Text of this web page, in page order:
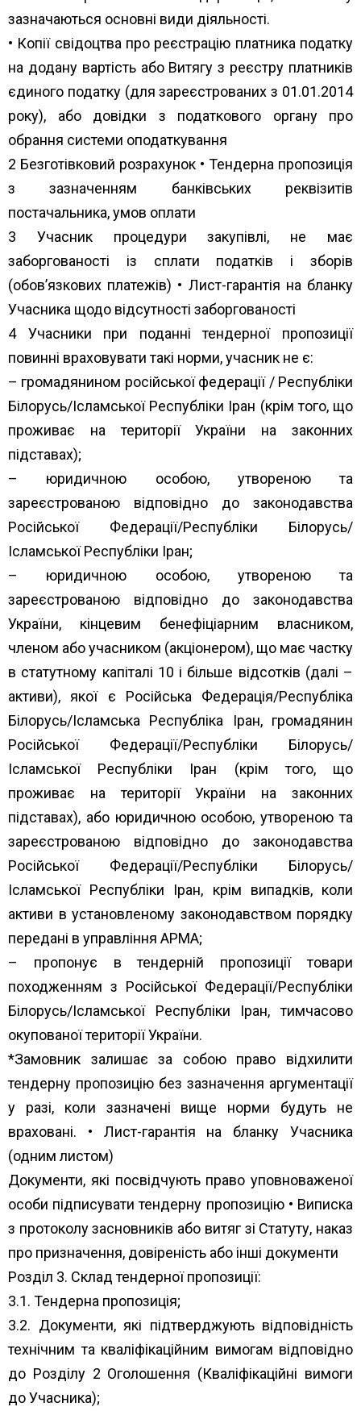
зазначаються основні види діяльності.
• Копії свідоцтва про реєстрацію платника податку
на додану вартість або Витягу з реєстру платників
єдиного податку (для зареєстрованих з 01.01.2014
року), або довідки з податкового органу про
обрання системи оподаткування
2 Безготівковий розрахунок • Тендерна пропозиція
з зазначенням банківських реквізитів
постачальника, умов оплати
3 Учасник процедури закупівлі, не має
заборгованості із сплати податків і зборів
(обов’язкових платежів) • Лист-гарантія на бланку
Учасника щодо відсутності заборгованості
4 Учасники при поданні тендерної пропозиції
повинні враховувати такі норми, учасник не є:
– громадянином російської федерації / Республіки
Білорусь/Ісламської Республіки Іран (крім того, що
проживає на території України на законних
підставах);
– юридичною особою, утвореною та
зареєстрованою відповідно до законодавства
Російської Федерації/Республіки Білорусь/
Ісламської Республіки Іран;
– юридичною особою, утвореною та
зареєстрованою відповідно до законодавства
України, кінцевим бенефіціарним власником,
членом або учасником (акціонером), що має частку
в статутному капіталі 10 і більше відсотків (далі –
активи), якої є Російська Федерація/Республіка
Білорусь/Ісламська Республіка Іран, громадянин
Російської Федерації/Республіки Білорусь/
Ісламської Республіки Іран (крім того, що
проживає на території України на законних
підставах), або юридичною особою, утвореною та
зареєстрованою відповідно до законодавства
Російської Федерації/Республіки Білорусь/
Ісламської Республіки Іран, крім випадків, коли
активи в установленому законодавством порядку
передані в управління АРМА;
– пропонує в тендерній пропозиції товари
походженням з Російської Федерації/Республіки
Білорусь/Ісламської Республіки Іран, тимчасово
окупованої території України.
*Замовник залишає за собою право відхилити
тендерну пропозицію без зазначення аргументації
у разі, коли зазначені вище норми будуть не
враховані. • Лист-гарантія на бланку Учасника
(одним листом)
Документи, які посвідчують право уповноваженої
особи підписувати тендерну пропозицію • Виписка
з протоколу засновників або витяг зі Статуту, наказ
про призначення, довіреність або інші документи
Розділ 3. Склад тендерної пропозиції:
3.1. Тендерна пропозиція;
3.2. Документи, які підтверджують відповідність
технічним та кваліфікаційним вимогам відповідно
до Розділу 2 Оголошення (Кваліфікаційні вимоги
до Учасника);